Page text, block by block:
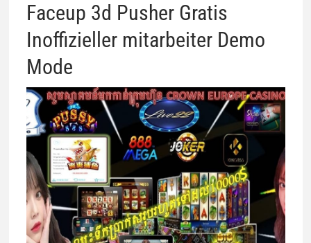
Faceup 3d Pusher Gratis
Inoffizieller mitarbeiter Demo
Mode